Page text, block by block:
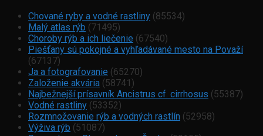
Chované ryby a vodné rastliny (85534)
Malý atlas rýb (71495)
Choroby rýb a ich liečenie (67540)
Piešťany sú pokojné a vyhľadávané mesto na Považí
(67137)
Ja a fotografovanie (65270)
Založenie akvária (58741)
Najbežnejší prísavník Ancistrus cf. cirrhosus (55387)
Vodné rastliny (53352)
Rozmnožovanie rýb a vodných rastlín (52958)
Výživa rýb (51087)